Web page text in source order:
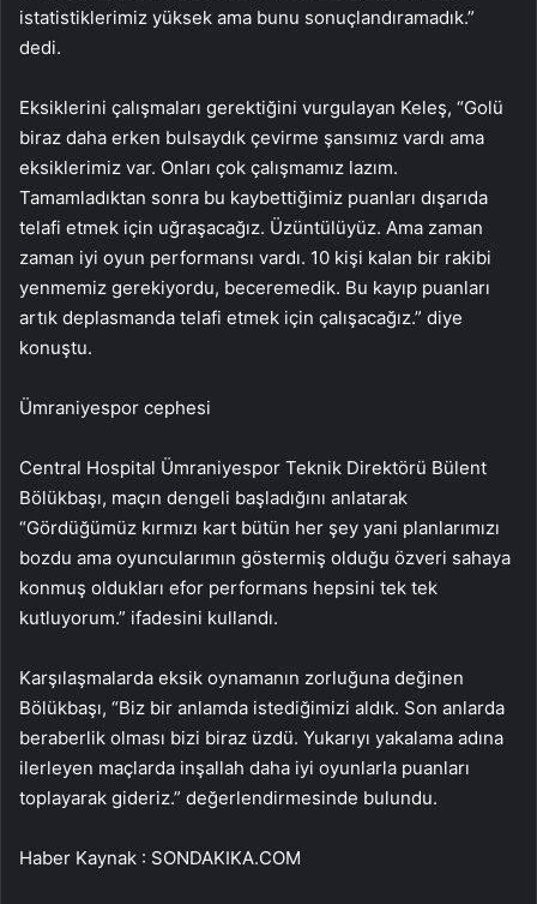
istatistiklerimiz yüksek ama bunu sonuçlandıramadık.”
dedi.
Eksiklerini çalışmaları gerektiğini vurgulayan Keleş, “Golü
biraz daha erken bulsaydık çevirme şansımız vardı ama
eksiklerimiz var. Onları çok çalışmamız lazım.
Tamamladıktan sonra bu kaybettiğimiz puanları dışarıda
telafi etmek için uğraşacağız. Üzüntülüyüz. Ama zaman
zaman iyi oyun performansı vardı. 10 kişi kalan bir rakibi
yenmemiz gerekiyordu, beceremedik. Bu kayıp puanları
artık deplasmanda telafi etmek için çalışacağız.” diye
konuştu.
Ümraniyespor cephesi
Central Hospital Ümraniyespor Teknik Direktörü Bülent
Bölükbaşı, maçın dengeli başladığını anlatarak
“Gördüğümüz kırmızı kart bütün her şey yani planlarımızı
bozdu ama oyuncularımın göstermiş olduğu özveri sahaya
konmuş oldukları efor performans hepsini tek tek
kutluyorum.” ifadesini kullandı.
Karşılaşmalarda eksik oynamanın zorluğuna değinen
Bölükbaşı, “Biz bir anlamda istediğimizi aldık. Son anlarda
beraberlik olması bizi biraz üzdü. Yukarıyı yakalama adına
ilerleyen maçlarda inşallah daha iyi oyunlarla puanları
toplayarak gideriz.” değerlendirmesinde bulundu.
Haber Kaynak : SONDAKIKA.COM